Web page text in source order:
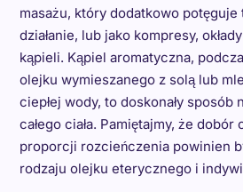
masażu, który dodatkowo
działanie, lub jako kompresy,
kąpieli. Kąpiel aromatyczna,
olejku wymieszanego z solą lub
ciepłej wody, to doskonały sposób
całego ciała. Pamiętajmy, że
proporcji rozcieńczenia powinien
rodzaju olejku eterycznego i